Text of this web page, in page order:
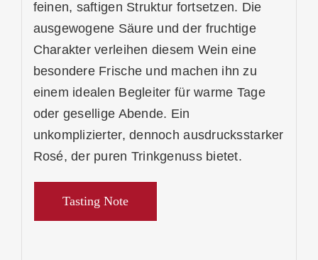
feinen, saftigen Struktur fortsetzen. Die
ausgewogene Säure und der fruchtige
Charakter verleihen diesem Wein eine
besondere Frische und machen ihn zu
einem idealen Begleiter für warme Tage
oder gesellige Abende. Ein
unkomplizierter, dennoch ausdrucksstarker
Rosé, der puren Trinkgenuss bietet.
Tasting Note